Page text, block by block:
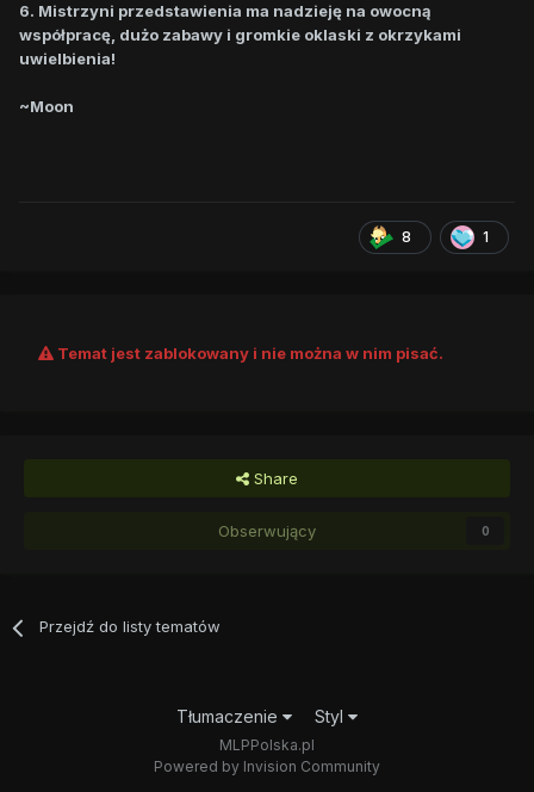
6. Mistrzyni przedstawienia ma nadzieję na owocną
współpracę, dużo zabawy i gromkie oklaski z okrzykami
uwielbienia!
~Moon
8 1
Temat jest zablokowany i nie można w nim pisać.
Share
Obserwujący 0
Przejdź do listy tematów
Tłumaczenie Styl
MLPPolska.pl
Powered by Invision Community